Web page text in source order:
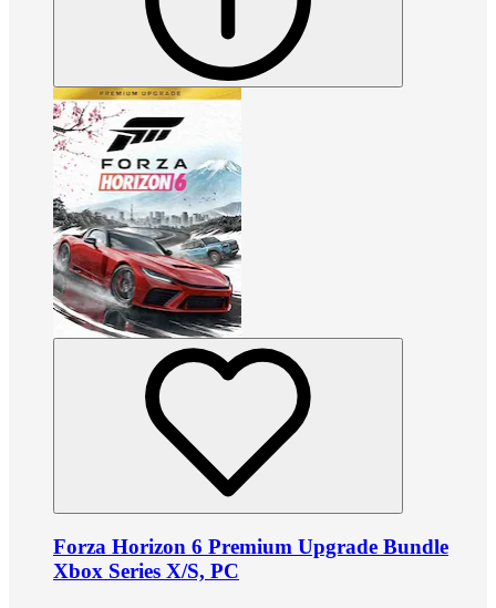
Forza Horizon 6 Premium Upgrade Bundle
Xbox Series X/S, PC